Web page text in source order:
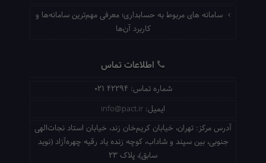
سامانه های مربوط به حسابداری؛ معرفی مهم‌ترین سامانه‌ها و
کاربرد آن‌ها
اطلاعات تماس
شماره تماس: 021 42294
ایمیل: info@pact.ir
آدرس مرکز: تهران، خیابان کریم‌خان زند، خیابان استاد نجات‌الهی
جنوبی، بین سپند و شاداب، کوچه زنده یاد رقیه چهره‌آزاد (نوید
سابق)، پلاک 23